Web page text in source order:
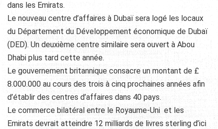
dans les Emirats.
Le nouveau centre d’affaires à Dubaï sera logé les locaux
du Département du Développement économique de Dubaï
(DED). Un deuxième centre similaire sera ouvert à Abou
Dhabi plus tard cette année.
Le gouvernement britannique consacre un montant de £
8.000.000 au cours des trois à cinq prochaines années afin
d’établir des centres d’affaires dans 40 pays.
Le commerce bilatéral entre le Royaume-Uni et les
Emirats devrait atteindre 12 milliards de livres sterling d’ici